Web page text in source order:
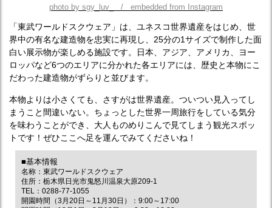
photo by sgy_luv_ / embedded from Instagram
「東武ワールドスクウェア」は、ユネスコ世界遺産をはじめ、世
界中の有名な建造物を忠実に再現し、25分の1サイズで制作した面
白い展示物が楽しめる施設です。日本、アジア、アメリカ、ヨー
ロッパなど6つのエリアに分かれた各エリアには、歴史と本物にこ
だわった建造物がずらりと並びます。
本物よりは小さくても、さすがは世界遺産。ついつい見入ってし
まうこと間違いない。ちょっとした世界一周旅行をしている気分
を味わうことができ、大人ものめりこんで見てしまう観光スポッ
トです！ぜひここへ足を運んでみてくださいね！
■基本情報
名称：東武ワールドスクウェア
住所：栃木県日光市鬼怒川温泉大原209-1
TEL：0288-77-1055
開園時間（3月20日～11月30日）：9:00～17:00